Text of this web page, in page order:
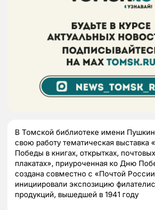
В Томской библиотеке имени
свою работу тематическая выставка
Победы в книгах, открытках,
плакатах», приуроченная ко Дню
создана совместно с «Почтой
инициировали экспозицию
продукций, вышедшей в 1941 году